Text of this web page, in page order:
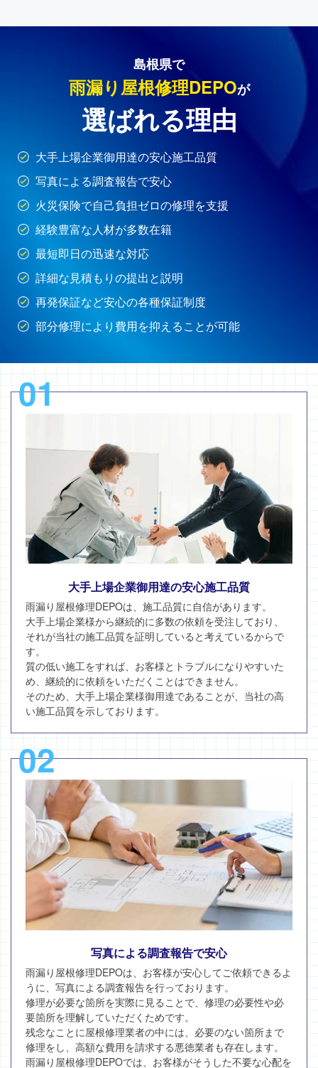
島根県で
雨漏り屋根修理DEPOが
選ばれる理由
大手上場企業御用達の安心施工品質
写真による調査報告で安心
火災保険で自己負担ゼロの修理を支援
経験豊富な人材が多数在籍
最短即日の迅速な対応
詳細な見積もりの提出と説明
再発保証など安心の各種保証制度
部分修理により費用を抑えることが可能
01
大手上場企業御用達の安心施工品質
雨漏り屋根修理DEPOは、施工品質に自信があります。
大手上場企業様から継続的に多数の依頼を受注しており、
それが当社の施工品質を証明していると考えているからで
す。
質の低い施工をすれば、お客様とトラブルになりやすいた
め、継続的に依頼をいただくことはできません。
そのため、大手上場企業様御用達であることが、当社の高
い施工品質を示しております。
02
写真による調査報告で安心
雨漏り屋根修理DEPOは、お客様が安心してご依頼できるよ
うに、写真による調査報告を行っております。
修理が必要な箇所を実際に見ることで、修理の必要性や必
要箇所を理解していただくためです。
残念なことに屋根修理業者の中には、必要のない箇所まで
修理をし、高額な費用を請求する悪徳業者も存在します。
雨漏り屋根修理DEPOでは、お客様がそうした不要な心配を